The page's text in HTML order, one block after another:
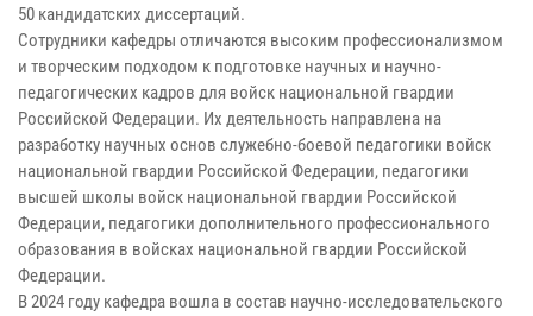
50 кандидатских диссертаций.
Сотрудники кафедры отличаются высоким профессионализмом
и творческим подходом к подготовке научных и научно-
педагогических кадров для войск национальной гвардии
Российской Федерации. Их деятельность направлена на
разработку научных основ служебно-боевой педагогики войск
национальной гвардии Российской Федерации, педагогики
высшей школы войск национальной гвардии Российской
Федерации, педагогики дополнительного профессионального
образования в войсках национальной гвардии Российской
Федерации.
В 2024 году кафедра вошла в состав научно-исследовательского